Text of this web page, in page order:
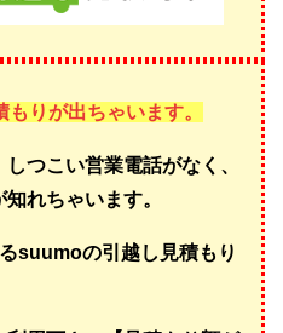
もりが出ちゃいます。
つこい営業電話がなく、
れちゃいます。
suumoの引越し見積もり